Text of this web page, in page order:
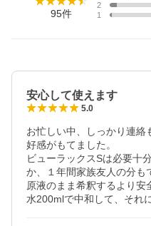
95件
2
1
安心して使えます
5.0
お忙しい中、しっかり連絡
好感がもてました。
ビューラックスSは必要十
か、１年間家族友人の分も
原液のまま希釈するより
水200mlで中和して、それ